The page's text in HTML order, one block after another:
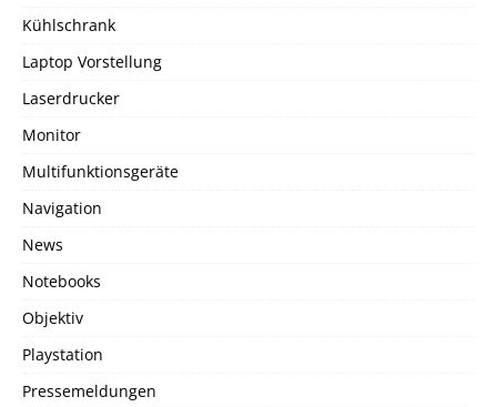
Kühlschrank
Laptop Vorstellung
Laserdrucker
Monitor
Multifunktionsgeräte
Navigation
News
Notebooks
Objektiv
Playstation
Pressemeldungen